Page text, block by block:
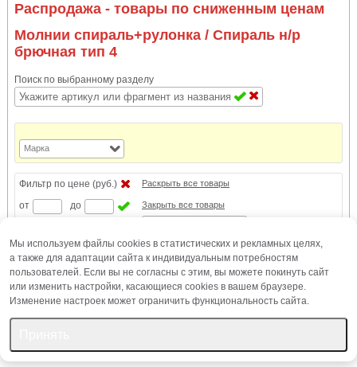
Распродажа - товары по сниженным ценам
Молнии спираль+рулонка / Спираль н/р
брючная тип 4
Поиск по выбранному разделу
Марка
Фильтр по цене (руб.)
от
до
Раскрыть все товары
Закрыть все товары
Новинки
Настройка интерфейса
Мы используем файлы cookies в статистических и рекламных целях,
а также для адаптации сайта к индивидуальным потребностям
пользователей. Если вы не согласны с этим, вы можете покинуть сайт
или изменить настройки, касающиеся cookies в вашем браузере.
Изменение настроек может ограничить функциональность сайта.